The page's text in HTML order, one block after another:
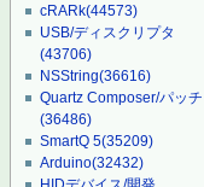
cRARk(44573)
USB/ディスクリプタ
(43706)
NSString(36616)
Quartz Composer/パッチ
(36486)
SmartQ 5(35209)
Arduino(32432)